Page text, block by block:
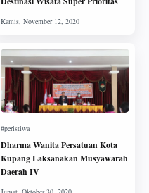
Dharma Wanita Persatuan Kota
Kupang Laksanakan Musyawarah
Daerah IV